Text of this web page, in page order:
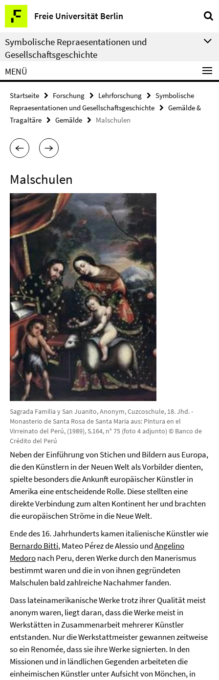
Springe
direkt
zu
Inhalt
Freie Universität Berlin
Service-
Navigation
Symbolische Repraesentationen und
Gesellschaftsgeschichte
MENÜ
Startseite Forschung Lehrforschung
Symbolische
Repraesentationen und Gesellschaftsgeschichte
Gemälde &
Tragaltäre
Gemälde Malschulen
Malschulen
Sagrada Familia y San Juanito, Anonym, Cuzcoschule, 18. Jhd. -
Monasterio de Santa Rosa de Santa Maria aus: Pintura en el
Virreinato del Perú, (1989), S.164, n° 75 (foto 4 adjunto) © Banco de
Crédito del Perú
Neben der Einführung von Stichen und Bildern aus Europa,
die den Künstlern in der Neuen Welt als Vorbilder dienten,
spielte besonders die Ankunft europäischer Künstler in
Amerika eine entscheidende Rolle. Diese stellten eine
direkte Verbindung zum alten Kontinent her und brachten
die europäischen Ströme in die Neue Welt.
Ende des 16. Jahrhunderts kamen italienische Künstler wie
Bernardo Bitti, Mateo Pérez de Alessio undAngelino
Medoronach Peru, deren Werke durch den Manerismus
bestimmt waren und die in von ihnen gegründeten
Malschulen bald zahlreiche Nachahmer fanden.
Dass lateinamerikanische Werke trotz ihrer Qualität meist
anonym waren, liegt daran, dass die Werke meist in
Werkstätten in Zusammenarbeit mehrerer Künstler
entstanden. Nur die Werkstattmeister gewannen zeitweise
so ein Renomée, dass sie ihre Werke signierten. In den
Missionen und in ländlichen Gegenden arbeiteten die
einheimischen Künstler unter Aufsicht von Mönchen, in